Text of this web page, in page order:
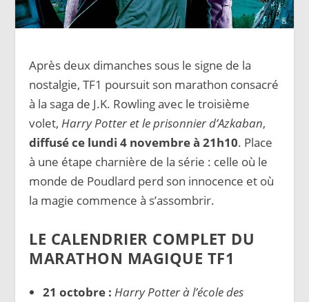
Après deux dimanches sous le signe de la
nostalgie, TF1 poursuit son marathon consacré
à la saga de J.K. Rowling avec le troisième
volet,Harry Potter et le prisonnier d’Azkaban,
diffusé ce lundi 4 novembre à 21h10. Place
à une étape charnière de la série : celle où le
monde de Poudlard perd son innocence et où
la magie commence à s’assombrir.
LE CALENDRIER COMPLET DU
MARATHON MAGIQUE TF1
21 octobre : Harry Potter à l’école des